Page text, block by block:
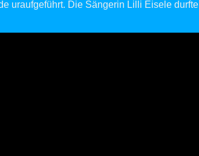
uraufgeführt. Die Sängerin Lilli Eisele durfte